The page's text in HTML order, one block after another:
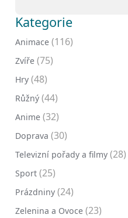
Kategorie
Animace (116)
Zvíře (75)
Hry (48)
Růžný (44)
Anime (32)
Doprava (30)
Televizní pořady a filmy (28)
Sport (25)
Prázdniny (24)
Zelenina a Ovoce (23)